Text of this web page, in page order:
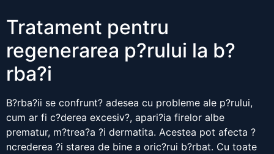
Tratament pentru
regenerarea p?rului la b?
rba?i
B?rba?ii se confrunt? adesea cu probleme ale p?rului,
cum ar fi c?derea excesiv?, apari?ia firelor albe
prematur, m?trea?a ?i dermatita. Acestea pot afecta ?
ncrederea ?i starea de bine a oric?rui b?rbat. Cu toate